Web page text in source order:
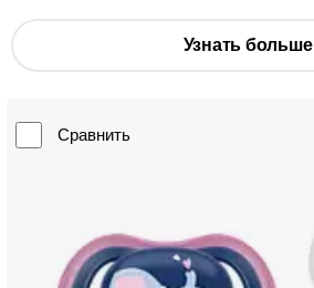
Узнать больше
Сравнить